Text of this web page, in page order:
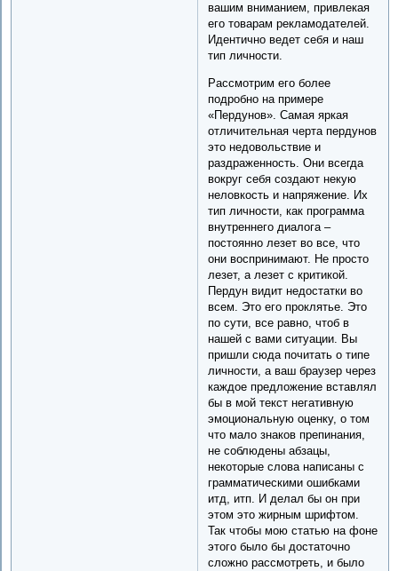
вашим вниманием, привлекая
его товарам рекламодателей.
Идентично ведет себя и наш
тип личности.
Рассмотрим его более
подробно на примере
«Пердунов». Самая яркая
отличительная черта пердунов
это недовольствие и
раздраженность. Они всегда
вокруг себя создают некую
неловкость и напряжение. Их
тип личности, как программа
внутреннего диалога –
постоянно лезет во все, что
они воспринимают. Не просто
лезет, а лезет с критикой.
Пердун видит недостатки во
всем. Это его проклятье. Это
по сути, все равно, чтоб в
нашей с вами ситуации. Вы
пришли сюда почитать о типе
личности, а ваш браузер через
каждое предложение вставлял
бы в мой текст негативную
эмоциональную оценку, о том
что мало знаков препинания,
не соблюдены абзацы,
некоторые слова написаны с
грамматическими ошибками
итд, итп. И делал бы он при
этом это жирным шрифтом.
Так чтобы мою статью на фоне
этого было бы достаточно
сложно рассмотреть, и было